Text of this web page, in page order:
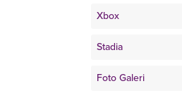
Xbox
Stadia
Foto Galeri